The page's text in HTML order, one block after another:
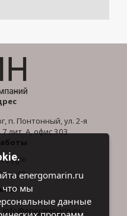
п. Понтонный, ул. 2-я
лит. А, офис 303
- 1900
- 1600
info@energomarin.ru
energomarin.ru
что мы
данные